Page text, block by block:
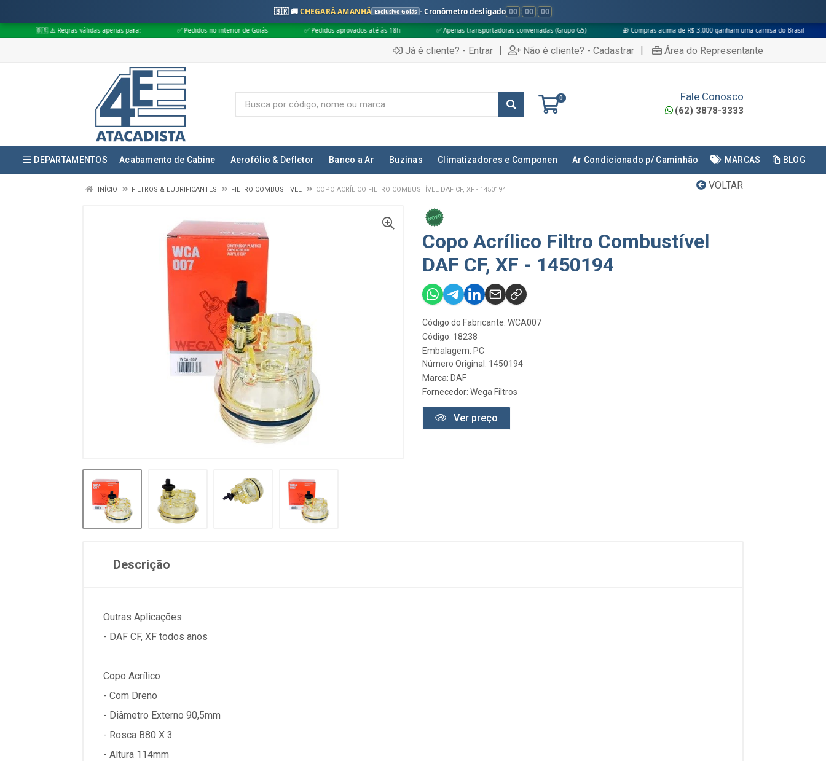
🇧🇷 🚚CHEGARÁ AMANHÃ Exclusivo Goiás - Cronômetro desligado 00 : 00 : 00
válidas apenas para: ✅ Pedidos no interior de Goiás ✅ Pedidos aprovados até às 18h ✅ Apenas transportadoras conveniadas (Grupo G5) 🎁 Compras acima de R$ 3.000 ganham uma camisa do Brasil
Já é cliente? - Entrar | Não é cliente? - Cadastrar | Área do Representante
0 Fale Conosco
(62) 3878-3333
DEPARTAMENTOS Acabamento de Cabine Aerofólio & Defletor Banco a Ar Buzinas Climatizadores e Componen Ar Condicionado p/ Caminhão MARCAS BLOG
VOLTAR
INÍCIO FILTROS & LUBRIFICANTES FILTRO COMBUSTIVEL COPO ACRÍLICO FILTRO COMBUSTÍVEL DAF CF, XF - 1450194
Copo Acrílico Filtro Combustível
DAF CF, XF - 1450194
Código do Fabricante: WCA007
Código: 18238
Embalagem: PC
Número Original: 1450194
Marca: DAF
Fornecedor: Wega Filtros
Ver preço
Descrição
Outras Aplicações:
- DAF CF, XF todos anos
Copo Acrílico
- Com Dreno
- Diâmetro Externo 90,5mm
- Rosca B80 X 3
- Altura 114mm